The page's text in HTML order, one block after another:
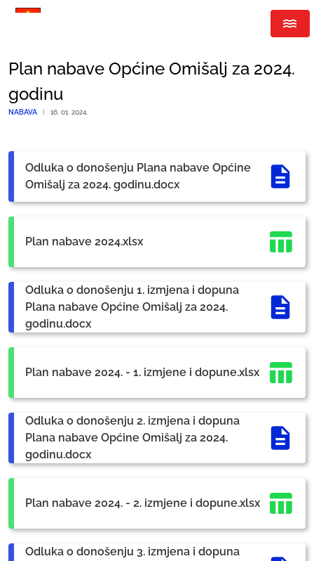
Plan nabave Općine Omišalj za 2024.
godinu
NABAVA | 16. 01. 2024.
Odluka o donošenju Plana nabave Općine
Omišalj za 2024. godinu.docx
Plan nabave 2024.xlsx
Odluka o donošenju 1. izmjena i dopuna
Plana nabave Općine Omišalj za 2024.
godinu.docx
Plan nabave 2024. - 1. izmjene i dopune.xlsx
Odluka o donošenju 2. izmjena i dopuna
Plana nabave Općine Omišalj za 2024.
godinu.docx
Plan nabave 2024. - 2. izmjene i dopune.xlsx
Odluka o donošenju 3. izmjena i dopuna